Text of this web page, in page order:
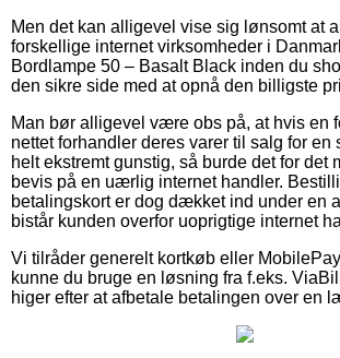
Men det kan alligevel vise sig lønsomt at
forskellige internet virksomheder i
Bordlampe 50 – Basalt Black inden du
den sikre side med at opnå den billigste
Man bør alligevel være obs på, at hvis en
nettet forhandler deres varer til salg for en
helt ekstremt gunstig, så burde det for det
bevis på en uærlig internet handler.
betalingskort er dog dækket ind under en
bistår kunden overfor uoprigtige internet
Vi tilråder generelt kortkøb eller
kunne du bruge en løsning fra f.eks.
higer efter at afbetale betalingen over en